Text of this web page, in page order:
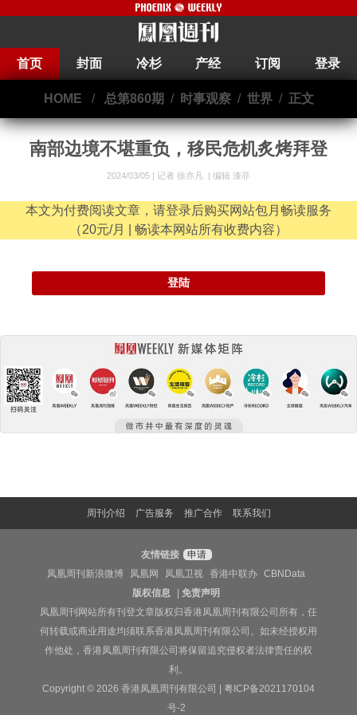
首页 封面 冷杉 产经 订阅 登录
HOME / 总第860期 / 时事观察/ 世界/ 正文
南部边境不堪重负，移民危机炙烤拜登
2024/03/05 | 记者 徐亦凡 编辑 漆菲
本文为付费阅读文章，请登录后购买网站包月畅读服务
（20元/月 | 畅读本网站所有收费内容）
登陆
周刊介绍 广告服务 推广合作 联系我们
友情链接
申请
凤凰周刊新浪微博
凤凰网 凤凰卫视 香港中联办
CBNData
版权信息
|免责声明
凤凰周刊网站所有刊登文章版权归香港凤凰周刊有限公司所有，任
何转载或商业用途均须联系香港凤凰周刊有限公司。如未经授权用
作他处，香港凤凰周刊有限公司将保留追究侵权者法律责任的权
利。
Copyright © 2026 香港凤凰周刊有限公司 | 粤ICP备2021170104
号-2